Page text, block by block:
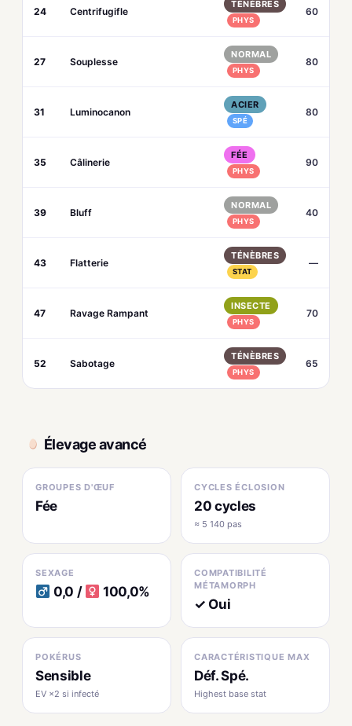
24 Centrifugifle
TÉNÈBRES
PHYS
60
27 Souplesse
NORMAL
PHYS
80
31 Luminocanon
ACIER
SPÉ
80
35 Câlinerie
FÉE
PHYS
90
39 Bluff
NORMAL
PHYS
40
43 Flatterie
TÉNÈBRES
STAT
—
47 Ravage Rampant
INSECTE
PHYS
70
52 Sabotage
TÉNÈBRES
PHYS
65
Élevage avancé
GROUPES D'ŒUF
Fée
CYCLES ÉCLOSION
20 cycles
≈ 5 140 pas
SEXAGE
0,0 / 100,0%
COMPATIBILITÉ
MÉTAMORPH
✓ Oui
POKÉRUS
Sensible
EV ×2 si infecté
CARACTÉRISTIQUE MAX
Déf. Spé.
Highest base stat